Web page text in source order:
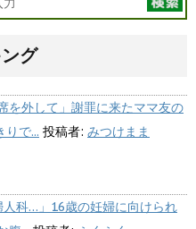
グ
を外して」謝罪に来たママ友の
りで... 投稿者: みつけまま
人科…」16歳の妊婦に向けられ